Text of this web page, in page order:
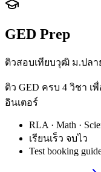
GED Prep
ติวสอบเทียบวุฒิ ม.ปลา
ติว GED ครบ 4 วิชา เ
อินเตอร์
RLA · Math ·
เรียนเร็ว จบไว
Test booking